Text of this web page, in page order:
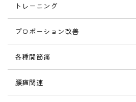
トレーニング
プロポーション改善
各種関節痛
腰痛関連